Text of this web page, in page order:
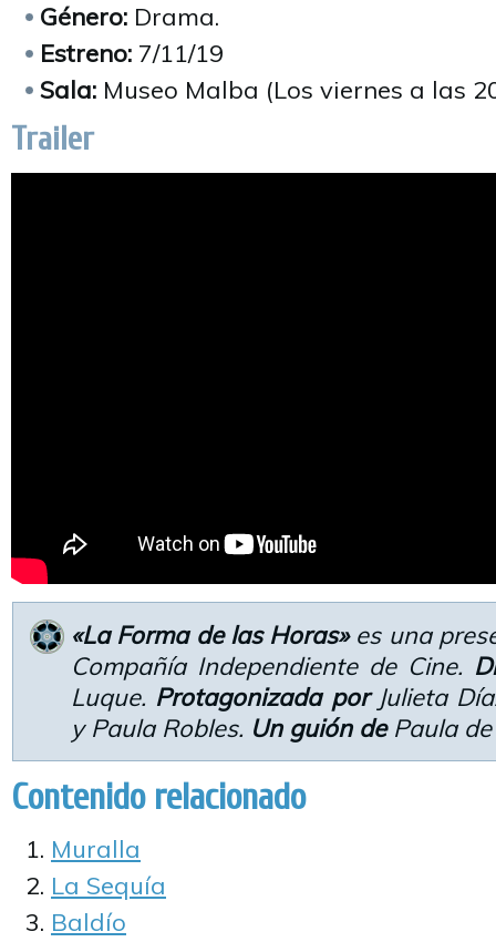
Género: Drama.
Estreno: 7/11/19
Sala: Museo Malba (Los viernes a las
Trailer
«La Forma de las Horas»es una
Compañía Independiente de Cine.
Luque. Protagonizada porJulieta
y Paula Robles. Un guión dePaula de
Contenido relacionado
Muralla
La Sequía
Baldío